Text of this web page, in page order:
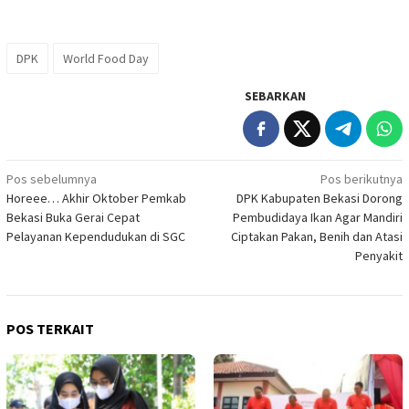
DPK World Food Day
SEBARKAN
Navigasi
pos
Pos sebelumnya
Horeee… Akhir Oktober Pemkab
Bekasi Buka Gerai Cepat
Pelayanan Kependudukan di SGC
Pos berikutnya
DPK Kabupaten Bekasi Dorong
Pembudidaya Ikan Agar Mandiri
Ciptakan Pakan, Benih dan Atasi
Penyakit
POS TERKAIT